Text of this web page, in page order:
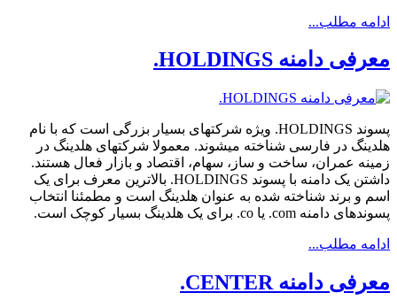
ادامه مطلب...
معرفی دامنه HOLDINGS.
پسوند HOLDINGS. ویژه شرکتهای بسیار بزرگی است که با نام
هلدینگ در فارسی شناخته میشوند. معمولا شرکتهای هلدینگ در
زمینه عمران، ساخت و ساز، سهام، اقتصاد و بازار فعال هستند.
داشتن یک دامنه با پسوند HOLDINGS. بالاترین معرف برای یک
اسم و برند شناخته شده به عنوان هلدینگ است و مطمئنا انتخاب
پسوندهای دامنه com. یا co. برای یک هلدینگ بسیار کوچک است.
ادامه مطلب...
معرفی دامنه CENTER.